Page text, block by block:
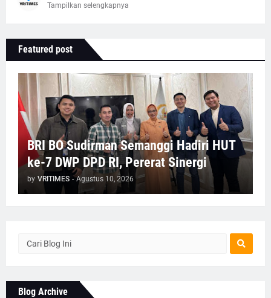
Tampilkan selengkapnya
Featured post
BRI BO Sudirman Semanggi Hadiri HUT
ke-7 DWP DPD RI, Pererat Sinergi
by VRITIMES - Agustus 10, 2026
Blog Archive